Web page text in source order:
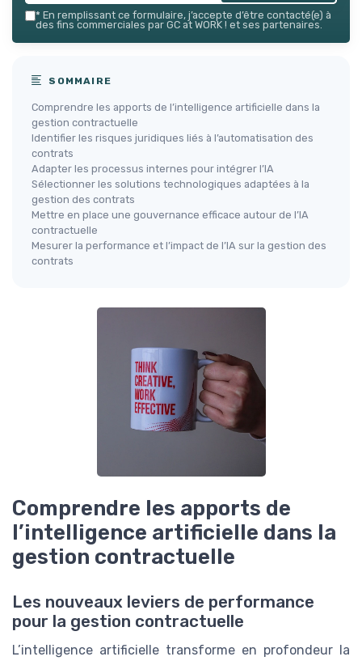
* En remplissant ce formulaire, j’accepte d’être contacté(e) à
des fins commerciales par GC at WORK ! et ses partenaires.
SOMMAIRE
Comprendre les apports de l’intelligence artificielle dans la
gestion contractuelle
Identifier les risques juridiques liés à l’automatisation des
contrats
Adapter les processus internes pour intégrer l’IA
Sélectionner les solutions technologiques adaptées à la
gestion des contrats
Mettre en place une gouvernance efficace autour de l’IA
contractuelle
Mesurer la performance et l’impact de l’IA sur la gestion des
contrats
Comprendre les apports de
l’intelligence artificielle dans la
gestion contractuelle
Les nouveaux leviers de performance
pour la gestion contractuelle
L’intelligence artificielle transforme en profondeur la